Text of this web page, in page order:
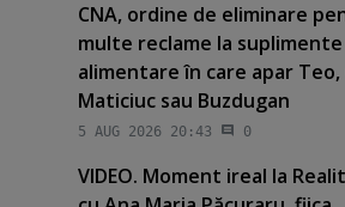
CNA, ordine de eliminare
multe reclame la suplimente
alimentare în care apar Teo,
Maticiuc sau Buzdugan
5 AUG 2026 20:43 0
VIDEO. Moment ireal la